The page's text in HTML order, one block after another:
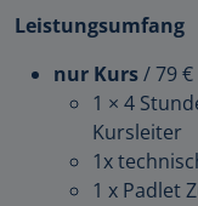
Leistungsumfang
nur Kurs/ 79 €
1 × 4
Kursleiter
1x
1 x Padlet